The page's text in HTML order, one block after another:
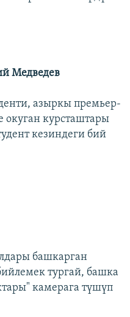
Медведев
азыркы премьер-
окуган курсташтары
кезиндеги бий
башкарган
тургай, башка
камерага түшүп